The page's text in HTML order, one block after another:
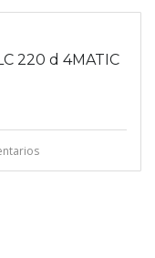
220 d 4MATIC